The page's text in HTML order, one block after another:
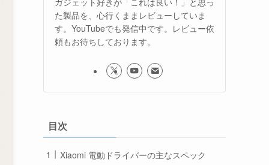
た製品を、心行くままレビューしていま
す。YouTubeでも発信中です。レビュー依
頼もお待ちしております。
目次
Xiaomi 電動ドライバーの主なスペック